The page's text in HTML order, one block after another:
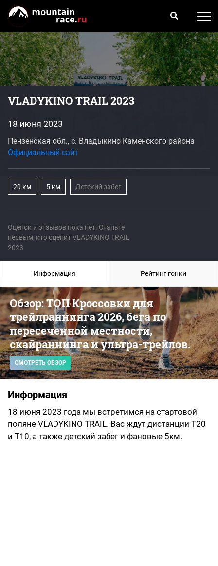
VLADYKINO TRAIL 2023
Оценок и отзывов пока нет. Станьте
первым, кто оценит VLADYKINO TRAIL
2023
18 июня 2023
Пензенская обл., с. Владыкино Каменского района
Официальный сайт
20 км 5 км Детский забег
Обзор: ТОП Кроссовки для
трейлраннинга 2026, бега по
пересеченной местности,
скайраннинга и ультра-трейлов.
СМОТРЕТЬ ОБЗОР
Информация
18 июня 2023 года мы встретимся на стартовой
поляне VLADYKINO TRAIL. Вас ждут дистанции Т20
и Т10, а также детский забег и фановые 5км.
Информация Рейтинг гонки